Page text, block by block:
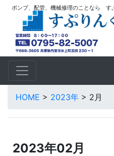
ポンプ、配管、機械修理のことなら す
HOME > 2023年 > 2月
2023年02月